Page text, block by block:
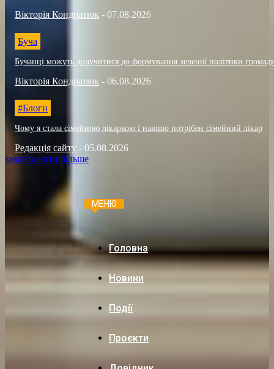
Вікторія Кондратюк - 07.08.2026
Буча
Бучанці можуть долучитися до формування зеленої політики
Вікторія Кондратюк - 06.08.2026
#Блоги
Чому я стала сімейною лікаркою і навіщо потрібен сімейний лікар
Редакція сайту - 05.08.2026
завантажити більше
МЕНЮ
Головна
Новини
Події
Проєкти